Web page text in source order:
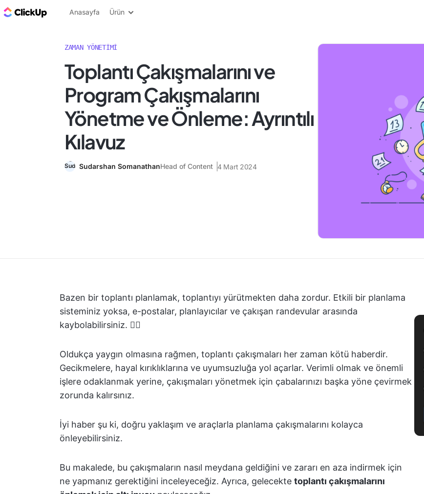
ClickUp Blog
Anasayfa Ürün
ZAMAN YÖNETIMI
Toplantı Çakışmalarını ve
Program Çakışmalarını
Yönetme ve Önleme: Ayrıntılı
Kılavuz
Sudarshan SomanathanHead of Content 4 Mart 2024
Bazen bir toplantı planlamak, toplantıyı yürütmekten daha zordur. Etkili bir planlama
sisteminiz yoksa, e-postalar, planlayıcılar ve çakışan randevular arasında
kaybolabilirsiniz. 😵‍💫
Oldukça yaygın olmasına rağmen, toplantı çakışmaları her zaman kötü haberdir.
Gecikmelere, hayal kırıklıklarına ve uyumsuzluğa yol açarlar. Verimli olmak ve önemli
işlere odaklanmak yerine, çakışmaları yönetmek için çabalarınızı başka yöne çevirmek
zorunda kalırsınız.
İyi haber şu ki, doğru yaklaşım ve araçlarla planlama çakışmalarını kolayca
önleyebilirsiniz.
Bu makalede, bu çakışmaların nasıl meydana geldiğini ve zararı en aza indirmek için
ne yapmanız gerektiğini inceleyeceğiz. Ayrıca, gelecekte toplantı çakışmalarını